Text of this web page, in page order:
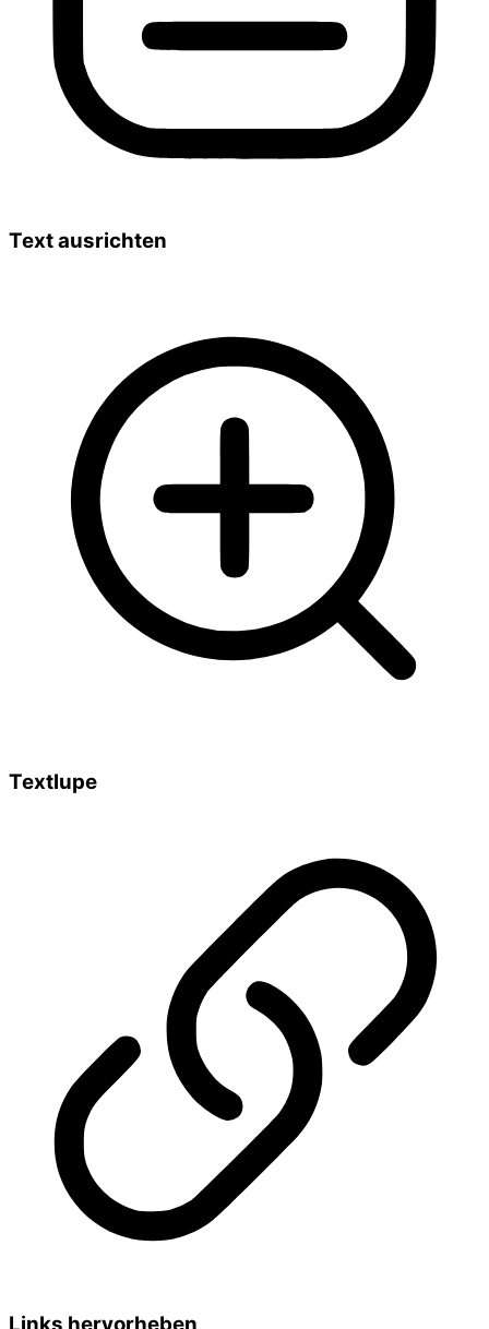
Text ausrichten
Textlupe
Links hervorheben